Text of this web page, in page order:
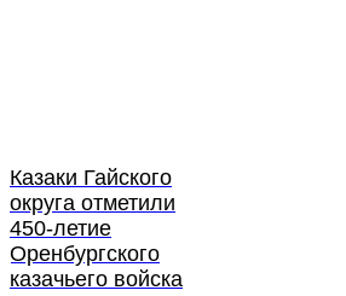
Казаки Гайского
округа отметили
450-летие
Оренбургского
казачьего войска